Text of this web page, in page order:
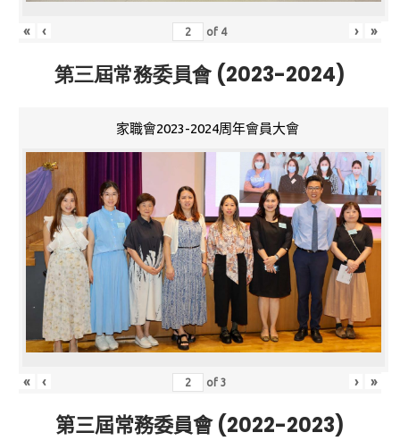
« ‹ of 4 › »
第三屆常務委員會 (2023-2024)
家職會2023-2024周年會員大會
« ‹ of3 › »
第三屆常務委員會 (2022-2023)